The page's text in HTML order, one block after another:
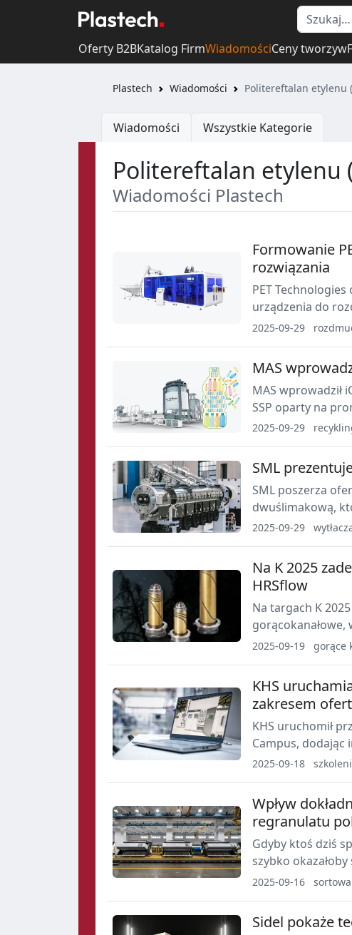
Oferty B2BKatalog FirmWiadomościCeny tworzyw
Plastech Wiadomości Politereftalan etylenu
Wiadomości Wszystkie Kategorie
Politereftalan etylenu
Wiadomości Plastech
Formowanie
rozwiązania
PET
urządzenia do
rynku i
2025-09-29
MAS
MAS wprowadził
SSP oparty na
do kontaktu z
2025-09-29
SML
SML poszerza
dwuślimakową,
wytłaczarka
portfolio
2025-09-29
Na K 2025
HRSflow
Na targach K
gorącokanałowe,
partnerami.
2025-09-19 gorące
KHS
zakresem
KHS uruchomił
Campus, dodając
umożliwia naukę
2025-09-18
Wpływ
regranulatu
Gdyby ktoś dziś
szybko
sztuczne stały
2025-09-16
Sidel pokaże